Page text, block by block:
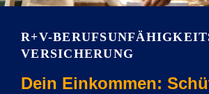
R+V-
VERSICHERUNG
Dein Einkommen: